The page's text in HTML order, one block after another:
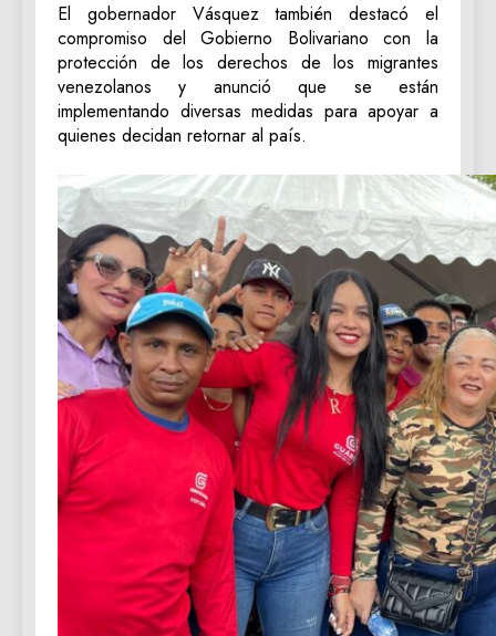
El gobernador Vásquez también destacó el
compromiso del Gobierno Bolivariano con la
protección de los derechos de los migrantes
venezolanos y anunció que se están
implementando diversas medidas para apoyar a
quienes decidan retornar al país.